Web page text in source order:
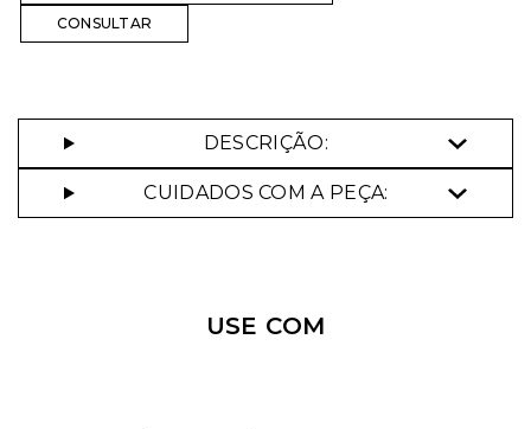
DESCRIÇÃO:
CUIDADOS COM A PEÇA:
USE COM